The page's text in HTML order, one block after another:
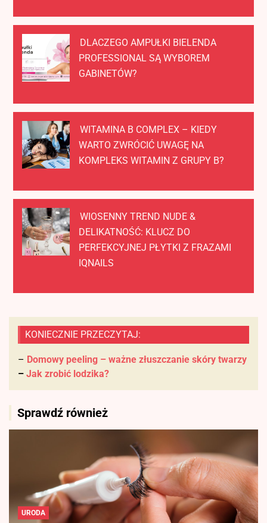
DLACZEGO AMPUŁKI BIELENDA
PROFESSIONAL SĄ WYBOREM
GABINETÓW?
WITAMINA B COMPLEX – KIEDY
WARTO ZWRÓCIĆ UWAGĘ NA
KOMPLEKS WITAMIN Z GRUPY B?
WIOSENNY TREND NUDE &
DELIKATNOŚĆ: KLUCZ DO
PERFEKCYJNEJ PŁYTKI Z FRAZAMI
IQNAILS
KONIECZNIE PRZECZYTAJ:
– Domowy peeling – ważne złuszczanie skóry twarzy
– Jak zrobić lodzika?
Sprawdź również
URODA